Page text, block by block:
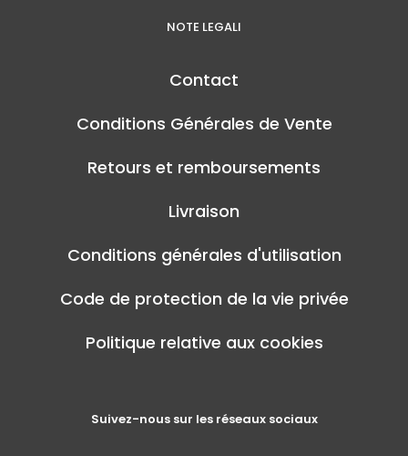
NOTE LEGALI
Contact
Conditions Générales de Vente
Retours et remboursements
Livraison
Conditions générales d'utilisation
Code de protection de la vie privée
Politique relative aux cookies
Suivez-nous sur les réseaux sociaux